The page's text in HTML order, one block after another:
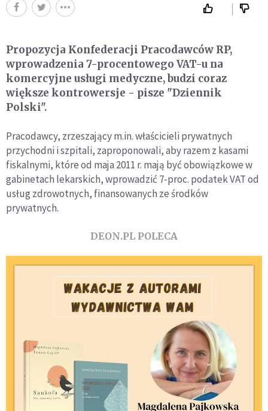
Propozycja Konfederacji Pracodawców RP,
wprowadzenia 7-procentowego VAT-u na
komercyjne usługi medyczne, budzi coraz
większe kontrowersje - pisze "Dziennik
Polski".
Pracodawcy, zrzeszający m.in. właścicieli prywatnych
przychodni i szpitali, zaproponowali, aby razem z kasami
fiskalnymi, które od maja 2011 r. mają być obowiązkowe w
gabinetach lekarskich, wprowadzić 7-proc. podatek VAT od
usług zdrowotnych, finansowanych ze środków
prywatnych.
DEON.PL POLECA